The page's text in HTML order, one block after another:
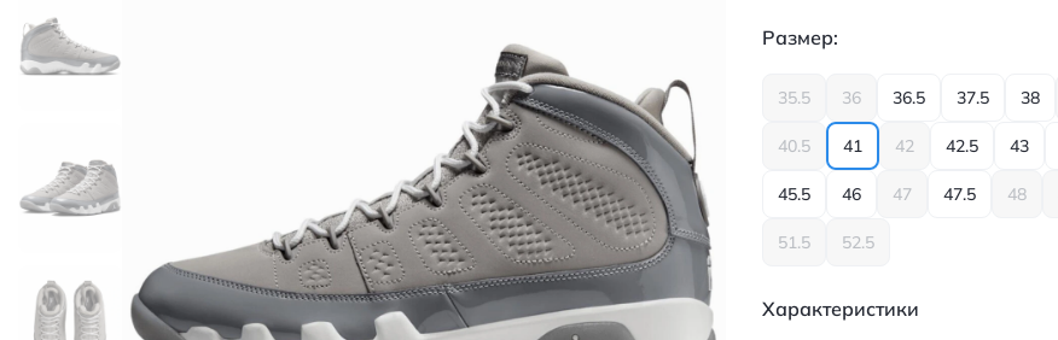
Размер:
35.5 36 36.5 37.5 38
40.5 41 42 42.5 43
45.5 46 47 47.5 48
51.5 52.5
Характеристики